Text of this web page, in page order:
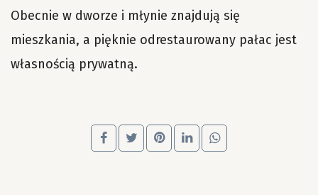
Obecnie w dworze i młynie znajdują się
mieszkania, a pięknie odrestaurowany pałac jest
własnością prywatną.